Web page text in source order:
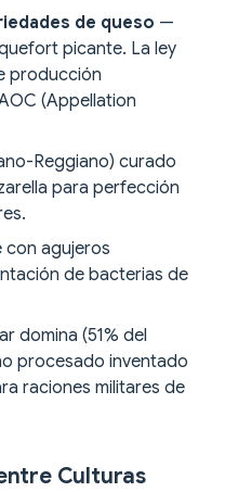
de queso —
picante. La ley
producción
(Appellation
Reggiano) curado
para perfección
con agujeros
de bacterias de
domina (51% del
procesado inventado
raciones militares de
Culturas